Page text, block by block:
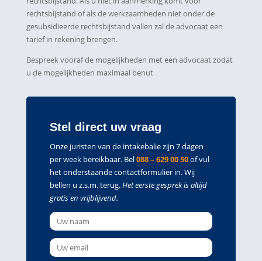
rechtsbijstand of als de werkzaamheden niet onder de
gesubsidieerde rechtsbijstand vallen zal de advocaat een
tarief in rekening brengen.
Bespreek vooraf de mogelijkheden met een advocaat zodat
u de mogelijkheden maximaal benut
Stel direct uw vraag
Onze juristen van de intakebalie zijn 7 dagen
per week bereikbaar. Bel088 – 629 00 50of vul
het onderstaande contactformulier in. Wij
bellen u z.s.m. terug.Het eerste gesprek is altijd
gratis en vrijblijvend.